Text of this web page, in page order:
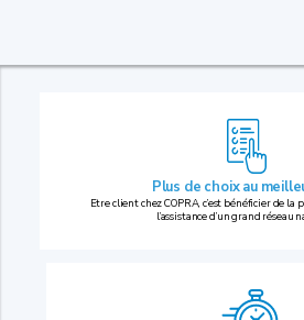
Plus de choix au
Etre client chez COPRA, c’est bénéficier de la
l’assistance d’un grand réseau